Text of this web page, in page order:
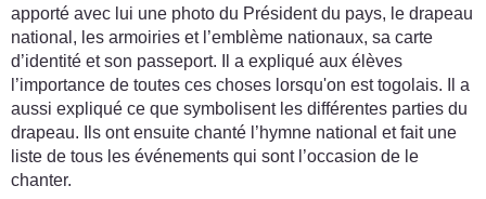
apporté avec lui une photo du Président du pays, le drapeau
national, les armoiries et l’emblème nationaux, sa carte
d’identité et son passeport. Il a expliqué aux élèves
l’importance de toutes ces choses lorsqu'on est togolais. Il a
aussi expliqué ce que symbolisent les différentes parties du
drapeau. Ils ont ensuite chanté l’hymne national et fait une
liste de tous les événements qui sont l’occasion de le
chanter.